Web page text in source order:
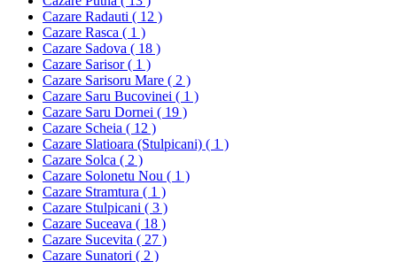
Cazare Radauti ( 12 )
Cazare Rasca ( 1 )
Cazare Sadova ( 18 )
Cazare Sarisor ( 1 )
Cazare Sarisoru Mare ( 2 )
Cazare Saru Bucovinei ( 1 )
Cazare Saru Dornei ( 19 )
Cazare Scheia ( 12 )
Cazare Slatioara (Stulpicani) ( 1 )
Cazare Solca ( 2 )
Cazare Solonetu Nou ( 1 )
Cazare Stramtura ( 1 )
Cazare Stulpicani ( 3 )
Cazare Suceava ( 18 )
Cazare Sucevita ( 27 )
Cazare Sunatori ( 2 )